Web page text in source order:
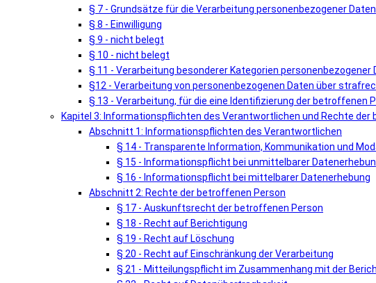
§ 7 - Grundsätze für die Verarbeitung personenbezogener Daten
§ 8 - Einwilligung
§ 9 - nicht belegt
§ 10 - nicht belegt
§ 11 - Verarbeitung besonderer Kategorien personenbezogener
§12 - Verarbeitung von personenbezogenen Daten über
§ 13 - Verarbeitung, für die eine Identifizierung der betroffenen
Kapitel 3: Informationspflichten des Verantwortlichen und Rechte
Abschnitt 1: Informationspflichten des Verantwortlichen
§ 14 - Transparente Information, Kommunikation und
§ 15 - Informationspflicht bei unmittelbarer
§ 16 - Informationspflicht bei mittelbarer Datenerhebung
Abschnitt 2: Rechte der betroffenen Person
§ 17 - Auskunftsrecht der betroffenen Person
§ 18 - Recht auf Berichtigung
§ 19 - Recht auf Löschung
§ 20 - Recht auf Einschränkung der Verarbeitung
§ 21 - Mitteilungspflicht im Zusammenhang mit der